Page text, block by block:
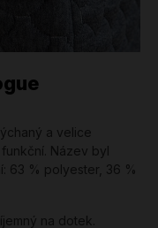
a velice
Název byl
63 % polyester, 36 %
na dotek.